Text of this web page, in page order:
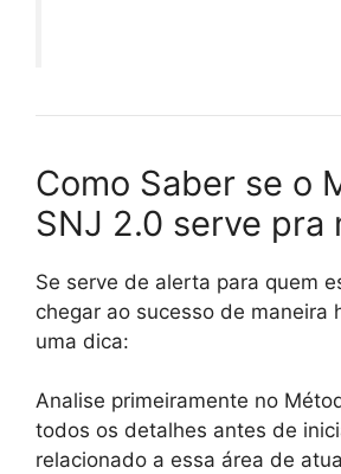
Como Saber se o
SNJ 2.0 serve pra
Se serve de alerta para quem
chegar ao sucesso de maneira
uma dica:
Analise primeiramente no
todos os detalhes antes de
relacionado a essa área de